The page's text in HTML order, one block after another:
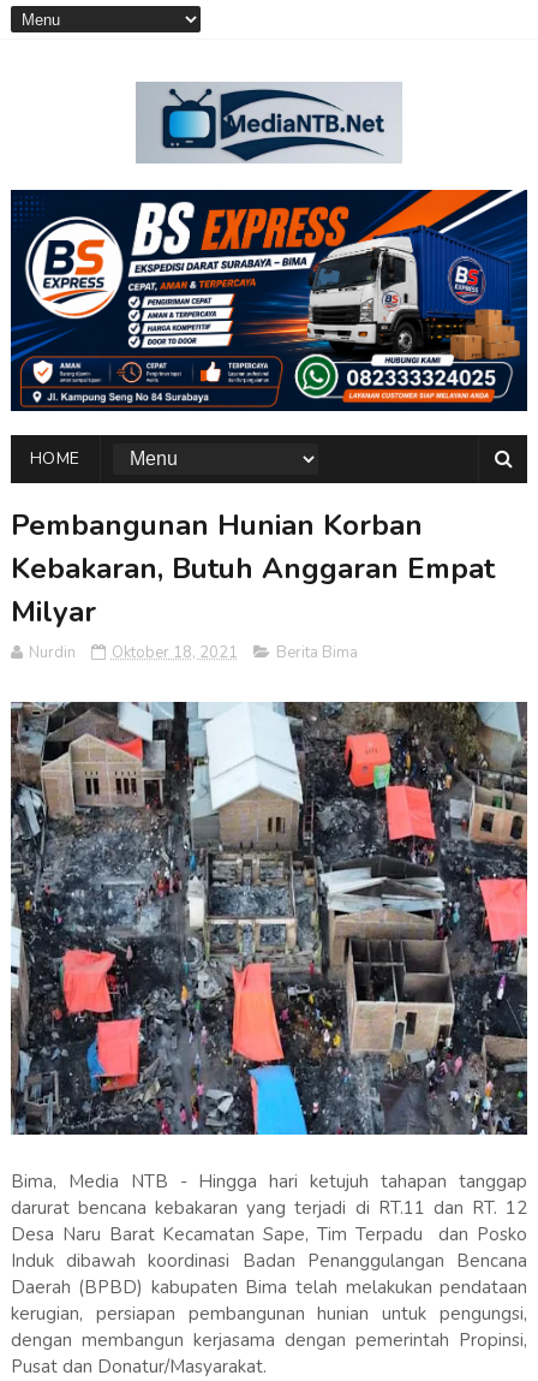
HOME
Pembangunan Hunian Korban
Kebakaran, Butuh Anggaran Empat
Milyar
Nurdin Oktober 18, 2021 Berita Bima
Bima, Media NTB - Hingga hari ketujuh tahapan tanggap
darurat bencana kebakaran yang terjadi di RT.11 dan RT. 12
Desa Naru Barat Kecamatan Sape, Tim Terpadu dan Posko
Induk dibawah koordinasi Badan Penanggulangan Bencana
Daerah (BPBD) kabupaten Bima telah melakukan pendataan
kerugian, persiapan pembangunan hunian untuk pengungsi,
dengan membangun kerjasama dengan pemerintah Propinsi,
Pusat dan Donatur/Masyarakat.